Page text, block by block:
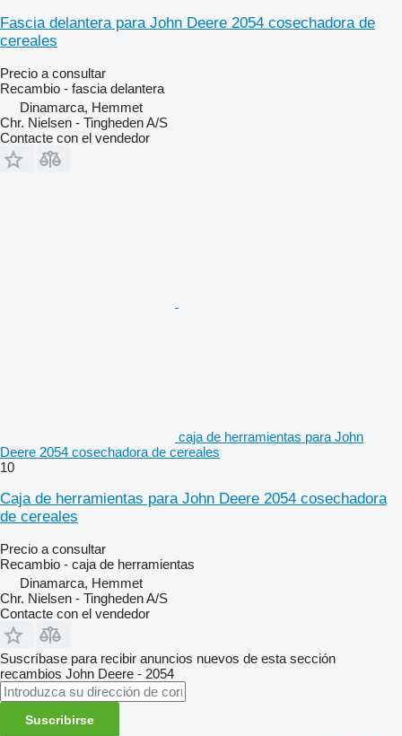
Fascia delantera para John Deere 2054 cosechadora de
cereales
Precio a consultar
Recambio - fascia delantera
Dinamarca, Hemmet
Chr. Nielsen - Tingheden A/S
Contacte con el vendedor
caja de herramientas para John
Deere 2054 cosechadora de cereales
10
Caja de herramientas para John Deere 2054 cosechadora
de cereales
Precio a consultar
Recambio - caja de herramientas
Dinamarca, Hemmet
Chr. Nielsen - Tingheden A/S
Contacte con el vendedor
Suscríbase para recibir anuncios nuevos de esta sección
recambios John Deere - 2054
Suscribirse